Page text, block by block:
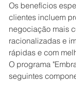
Os benefícios
clientes incluem
negociação mais
racionalizadas e
rápidas e com
O programa
seguintes